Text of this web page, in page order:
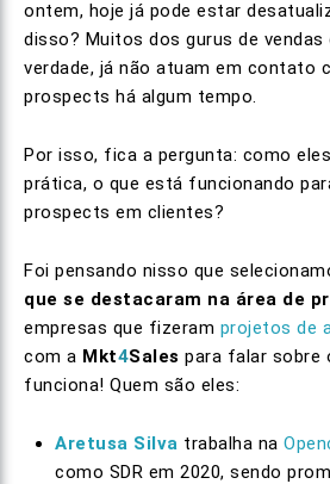
ontem, hoje já pode estar
disso? Muitos dos gurus de vendas
verdade, já não atuam em contato
prospects há algum tempo.
Por isso, fica a pergunta: como
prática, o que está funcionando
prospects em clientes?
Foi pensando nisso que
que se destacaram na área de
empresas que fizeram projetos de
com a Mkt4Sales para falar sobre
funciona! Quem são eles:
Aretusa Silva trabalha na
como SDR em 2020, sendo